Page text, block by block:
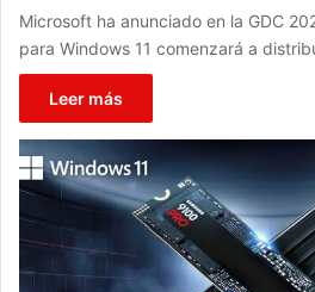
Microsoft ha anunciado en la GDC
para Windows 11 comenzará a
Leer más